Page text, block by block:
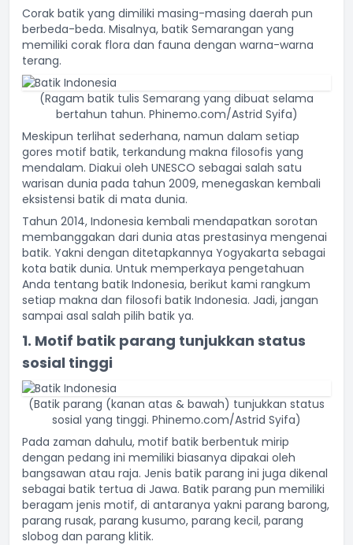
Corak batik yang dimiliki masing-masing daerah pun
berbeda-beda. Misalnya, batik Semarangan yang
memiliki corak flora dan fauna dengan warna-warna
terang.
(Ragam batik tulis Semarang yang dibuat selama
bertahun tahun. Phinemo.com/Astrid Syifa)
Meskipun terlihat sederhana, namun dalam setiap
gores motif batik, terkandung makna filosofis yang
mendalam. Diakui oleh UNESCO sebagai salah satu
warisan dunia pada tahun 2009, menegaskan kembali
eksistensi batik di mata dunia.
Tahun 2014, Indonesia kembali mendapatkan sorotan
membanggakan dari dunia atas prestasinya mengenai
batik. Yakni dengan ditetapkannya Yogyakarta sebagai
kota batik dunia. Untuk memperkaya pengetahuan
Anda tentang batik Indonesia, berikut kami rangkum
setiap makna dan filosofi batik Indonesia. Jadi, jangan
sampai asal salah pilih batik ya.
1. Motif batik parang tunjukkan status
sosial tinggi
(Batik parang (kanan atas & bawah) tunjukkan status
sosial yang tinggi. Phinemo.com/Astrid Syifa)
Pada zaman dahulu, motif batik berbentuk mirip
dengan pedang ini memiliki biasanya dipakai oleh
bangsawan atau raja. Jenis batik parang ini juga dikenal
sebagai batik tertua di Jawa. Batik parang pun memiliki
beragam jenis motif, di antaranya yakni parang barong,
parang rusak, parang kusumo, parang kecil, parang
slobog dan parang klitik.